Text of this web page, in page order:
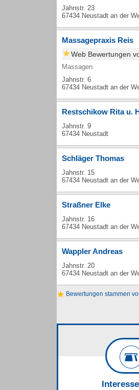
Jahnstr. 23
67434 Neustadt an der
Massagepraxis Reis
Web Bewertungen
Massagen
Jahnstr. 6
67434 Neustadt an der
Restschikow Rita u.
Jahnstr. 9
67434 Neustadt
Schläger Thomas
Jahnstr. 15
67434 Neustadt an der
Straßner Elke
Jahnstr. 16
67434 Neustadt an der
Wappler Andreas
Jahnstr. 20
67434 Neustadt an der
Bewertungen stammen